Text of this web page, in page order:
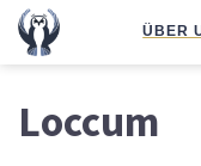
ÜBER
Loccum